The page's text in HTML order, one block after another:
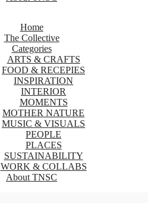
Home
The Collective
Categories
ARTS & CRAFTS
FOOD & RECEPIES
INSPIRATION
INTERIOR
MOMENTS
MOTHER NATURE
MUSIC & VISUALS
PEOPLE
PLACES
SUSTAINABILITY
WORK & COLLABS
About TNSC